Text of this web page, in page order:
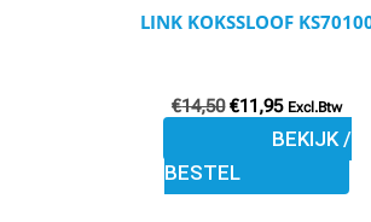
LINK KOKSSLOOF
€14,50 €11,95 Excl.Btw
BEKIJK /
BESTEL
gekozen
de